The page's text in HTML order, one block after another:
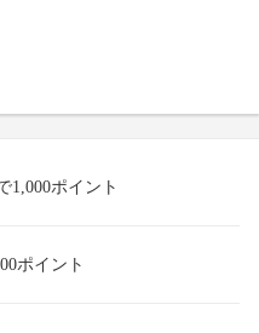
1,000ポイント
ポイント